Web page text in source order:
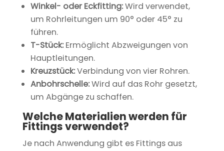
Winkel- oder Eckfitting:Wird verwendet,
um Rohrleitungen um 90° oder 45° zu
führen.
T-Stück:Ermöglicht Abzweigungen von
Hauptleitungen.
Kreuzstück:Verbindung von vier Rohren.
Anbohrschelle:Wird auf das Rohr gesetzt,
um Abgänge zu schaffen.
Welche Materialien werden für
Fittings verwendet?
Je nach Anwendung gibt es Fittings aus